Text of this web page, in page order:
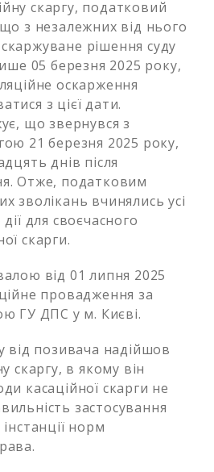
скаргу, податковий
з незалежних від нього
рішення суду
05 березня 2025 року,
оскарження
з цієї дати.
що звернувся з
21 березня 2025 року,
днів після
Отже, податковим
зволікань вчинялись усі
для своєчасного
скарги.
від 01 липня 2025
провадження за
ГУ ДПС у м. Києві.
від позивача надійшов
скаргу, в якому він
касаційної скарги не
застосування
норм